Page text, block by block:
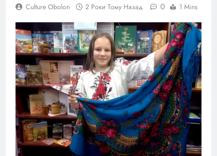
Culture Obolon 2 Роки Тому Назад 0 1 Mins